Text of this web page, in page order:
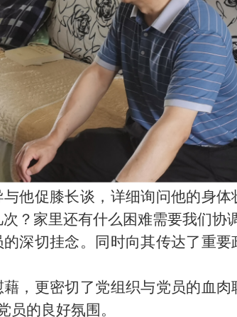
他促膝长谈，详细询问他的身体
？家里还有什么困难需要我们协
深切挂念。同时向其传达了重要
，更密切了党组织与党员的血肉
的良好氛围。